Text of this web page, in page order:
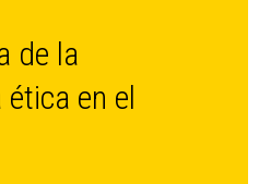
de la
en el